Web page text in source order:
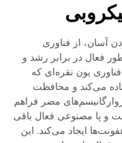
آسان، از فناوری
فعال در برابر رشد و
یون نقره‌ای که
می‌کند و محافظت
مضر فراهم
پا مصنوعی فعال باقی
ایجاد می‌کند. این